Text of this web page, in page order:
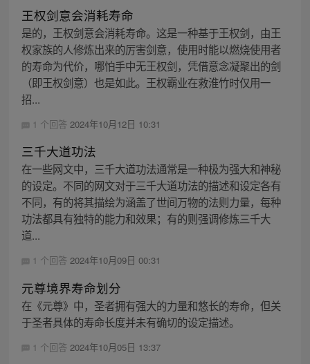
王权剑意会消耗寿命
是的，王权剑意会消耗寿命。这是一种基于王权剑，由王
权家族的人修炼出来的厉害剑意，使用时能以燃烧使用者
的寿命为代价，哪怕手中无王权剑，凭借意念凝聚出的剑
（即王权剑意）也是如此。王权霸业在救淮竹时仅用一
招...
1 个回答 2024年10月12日 10:31
三千大道功法
在一些网文中，三千大道功法通常是一种极为强大和神秘
的设定。不同的网文对于三千大道功法的描述和设定各有
不同，有的将其描绘为涵盖了世间万物的法则力量，每种
功法都具有独特的能力和效果；有的则强调修炼三千大
道...
1 个回答 2024年10月09日 00:31
元尊境界寿命划分
在《元尊》中，圣者拥有强大的力量和悠长的寿命，但关
于圣者具体的寿命长度并未有确切的设定描述。
1 个回答 2024年10月05日 13:37